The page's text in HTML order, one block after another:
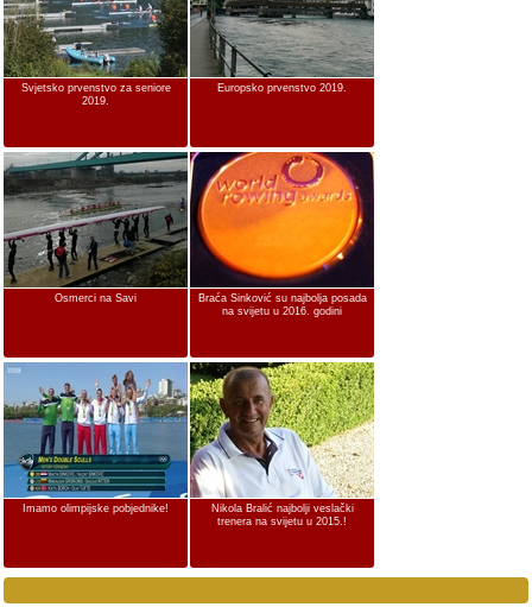
Svjetsko prvenstvo za seniore
2019.
Europsko prvenstvo 2019.
Osmerci na Savi
Braća Sinković su najbolja posada
na svijetu u 2016. godini
Imamo olimpijske pobjednike!
Nikola Bralić najbolji veslački
trenera na svijetu u 2015.!